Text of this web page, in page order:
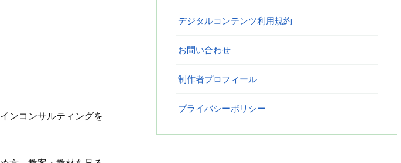
ンコンサルティングを
デジタルコンテンツ利用規約
お問い合わせ
制作者プロフィール
プライバシーポリシー